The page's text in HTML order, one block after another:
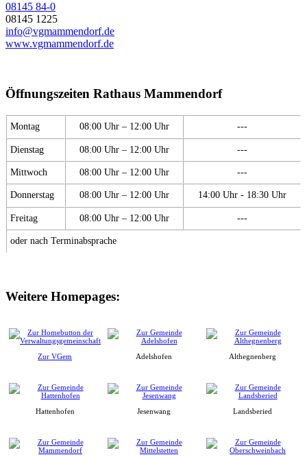
08145 84-0
08145 1225
info@vgmammendorf.de
www.vgmammendorf.de
Öffnungszeiten Rathaus Mammendorf
Montag 08:00 Uhr – 12:00 Uhr ---
Dienstag 08:00 Uhr – 12:00 Uhr ---
Mittwoch 08:00 Uhr – 12:00 Uhr ---
Donnerstag 08:00 Uhr – 12:00 Uhr 14:00 Uhr - 18:30 Uhr
Freitag 08:00 Uhr – 12:00 Uhr ---
oder nach Terminabsprache
Weitere Homepages:
Zur VGem Adelshofen Althegnenberg
Hattenhofen Jesenwang Landsberied